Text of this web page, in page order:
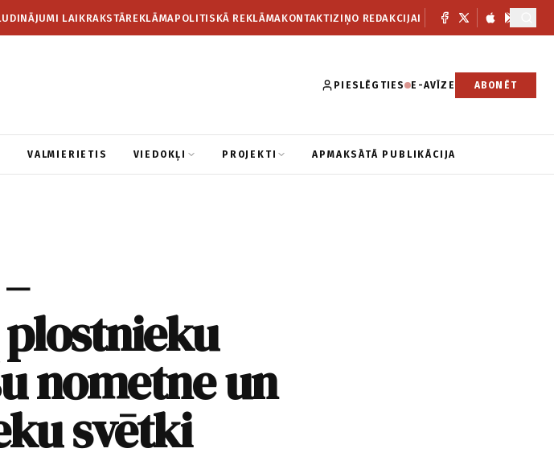
LAIKRAKSTĀREKLĀMAPOLITISKĀ REKLĀMAKONTAKTIZIŅO REDAKCIJAI
PIESLĒGTIES E-AVĪZE ABONĒT
VALMIERIETIS VIEDOKĻI PROJEKTI APMAKSĀTĀ PUBLIKĀCIJA
nometne un
svētki